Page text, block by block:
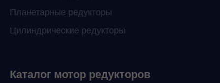
Планетарные редукторы
Цилиндрические редукторы
Каталог мотор редукторов